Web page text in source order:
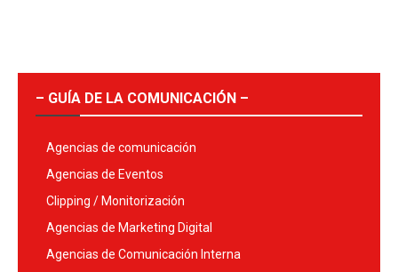
– GUÍA DE LA COMUNICACIÓN –
Agencias de comunicación
Agencias de Eventos
Clipping / Monitorización
Agencias de Marketing Digital
Agencias de Comunicación Interna